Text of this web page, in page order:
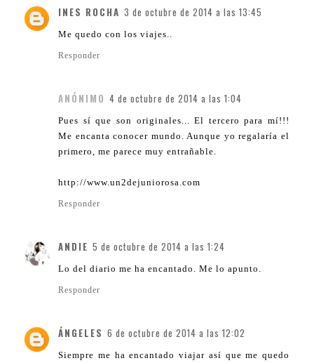
INES ROCHA 3 de octubre de 2014 a las 13:45
Me quedo con los viajes..
Responder
ANÓNIMO 4 de octubre de 2014 a las 1:04
Pues sí que son originales... El tercero para mí!!!
Me encanta conocer mundo. Aunque yo regalaría el
primero, me parece muy entrañable.
http://www.un2dejuniorosa.com
Responder
ANDIE 5 de octubre de 2014 a las 1:24
Lo del diario me ha encantado. Me lo apunto.
Responder
ÁNGELES 6 de octubre de 2014 a las 12:02
Siempre me ha encantado viajar así que me quedo